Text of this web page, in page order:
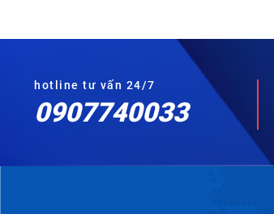
hotline tư vấn 24/7
0907740033